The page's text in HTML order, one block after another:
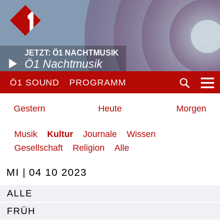
JETZT: Ö1 NACHTMUSIK
Ö1 Nachtmusik
Ö1 SOUND PROGRAMM
Gestern Heute Morgen
Musik Kultur Journale
Wissen
Gesellschaft
Religion Alle
MI | 04 10 2023
ALLE
FRÜH